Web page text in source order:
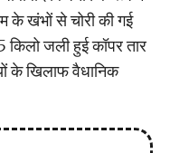
खंभों से चोरी की गई
जली हुई कॉपर तार
के खिलाफ वैधानिक